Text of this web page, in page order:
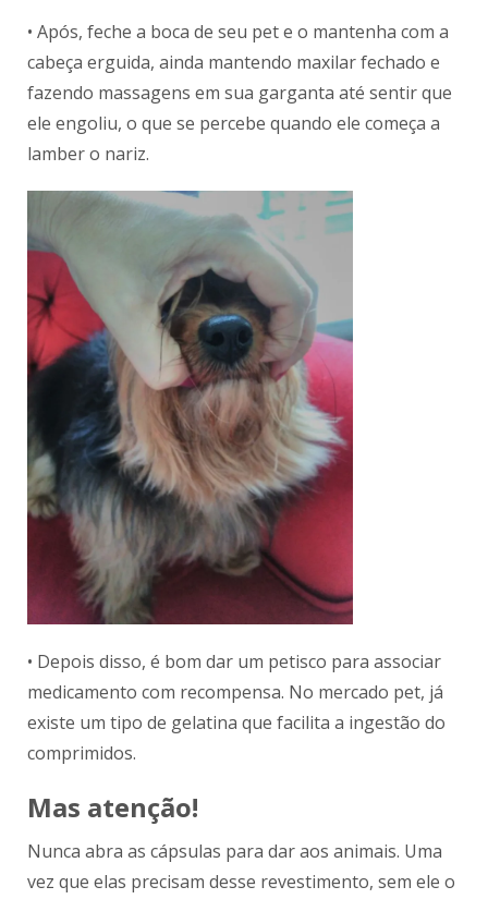
• Após, feche a boca de seu pet e o mantenha com a
cabeça erguida, ainda mantendo maxilar fechado e
fazendo massagens em sua garganta até sentir que
ele engoliu, o que se percebe quando ele começa a
lamber o nariz.
• Depois disso, é bom dar um petisco para associar
medicamento com recompensa. No mercado pet, já
existe um tipo de gelatina que facilita a ingestão do
comprimidos.
Mas atenção!
Nunca abra as cápsulas para dar aos animais. Uma
vez que elas precisam desse revestimento, sem ele o